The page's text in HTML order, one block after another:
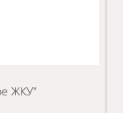
ЖКУ"